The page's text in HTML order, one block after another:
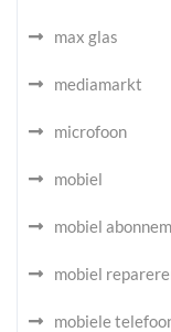
max glas
mediamarkt
microfoon
mobiel
mobiel
mobiel
mobiele